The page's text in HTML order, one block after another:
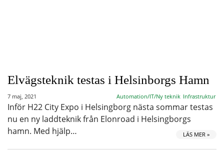
Elvägsteknik testas i Helsinborgs Hamn
7 maj, 2021 Automation/IT/Ny teknik Infrastruktur
Inför H22 City Expo i Helsingborg nästa sommar testas
nu en ny laddteknik från Elonroad i Helsingborgs
hamn. Med hjälp…
LÄS MER »